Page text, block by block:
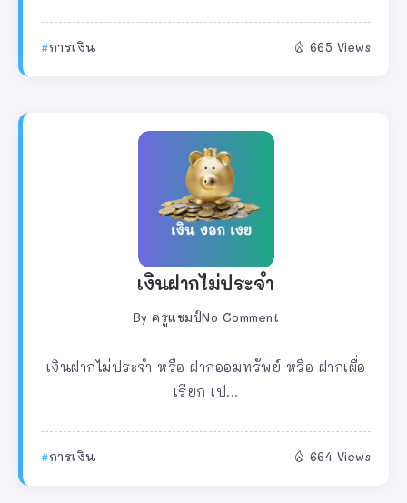
การเงิน 665 Views
เงินฝากไม่ประจำ
By ครูแชมป์No Comment
เงินฝากไม่ประจำ หรือ ฝากออมทรัพย์ หรือ ฝากเผื่อ
เรียก เป...
การเงิน 664 Views